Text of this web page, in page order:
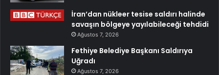
İran’dan nükleer tesise saldırı halinde
savaşın bölgeye yayılabileceği tehdidi
Ağustos 7, 2026
Fethiye Belediye Başkanı Saldırıya
Uğradı
Ağustos 7, 2026